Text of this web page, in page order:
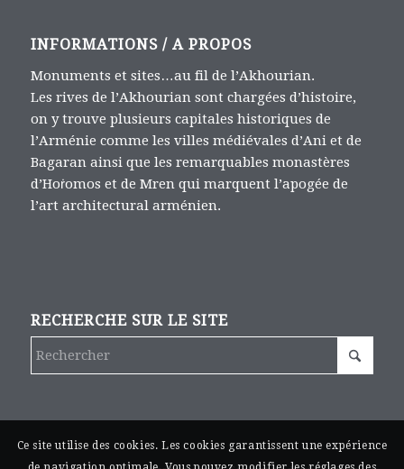
INFORMATIONS / A PROPOS
Monuments et sites…au fil de l’Akhourian.
Les rives de l’Akhourian sont chargées d’histoire,
on y trouve plusieurs capitales historiques de
l’Arménie comme les villes médiévales d’Ani et de
Bagaran ainsi que les remarquables monastères
d’Hoṙomos et de Mren qui marquent l’apogée de
l’art architectural arménien.
RECHERCHE SUR LE SITE
Ce site utilise des cookies. Les cookies garantissent une expérience